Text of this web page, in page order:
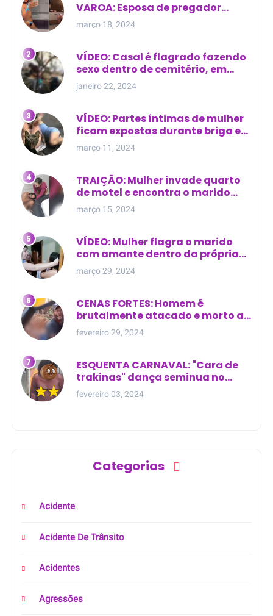
VAROA: Esposa de pregador
evangélico descobre
relacionamento extra-conjugal
março 18, 2024
VÍDEO: Casal é flagrado fazendo
sexo dentro de cemitério, em
cima de túmulo no Maranhão
janeiro 22, 2024
VÍDEO: Partes íntimas de mulher
ficam expostas durante briga em
Manaus
março 11, 2024
TRAIÇÃO: Mulher invade quarto
de motel e encontra o marido
com outra na cama
março 15, 2024
VÍDEO: Mulher flagra o marido
com amante dentro da própria
residência
março 29, 2024
CENAS FORTES: Homem é
brutalmente atacado e morto a
golpes de facão em joão lisboa
fevereiro 29, 2024
ESQUENTA CARNAVAL: "Cara de
trakinas" dança seminua no
meio da rua na Bahia
fevereiro 03, 2024
Categorias
Acidente
Acidente De Trânsito
Acidentes
Agressões